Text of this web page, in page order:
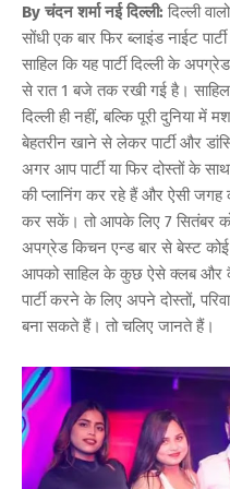
By चंदन शर्मा नई दिल्ली: दिल्ली
सोंधी एक बार फिर ब्लाइंड नाईट
साहिल कि यह पार्टी दिल्ली के
से रात 1 बजे तक रखी गई है। साहिल
दिल्ली ही नहीं, बल्कि पूरी दुनिया में
बेहतरीन खाने से लेकर पार्टी और
अगर आप पार्टी या फिर दोस्तों के
की प्लानिंग कर रहे हैं और ऐसी
कर सकें। तो आपके लिए 7 सितंबर को
अपग्रेड किचन एन्ड बार से बेस्ट
आपको साहिल के कुछ ऐसे क्लब और
पार्टी करने के लिए अपने दोस्तों,
बना सकते हैं। तो चलिए जानते हैं।